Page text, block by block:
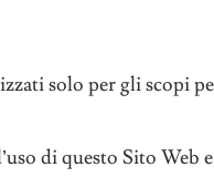
solo per gli scopi
di questo Sito